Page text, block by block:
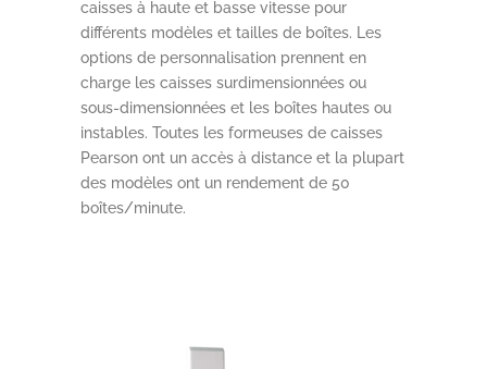
caisses à haute et basse vitesse pour
différents modèles et tailles de boîtes. Les
options de personnalisation prennent en
charge les caisses surdimensionnées ou
sous-dimensionnées et les boîtes hautes ou
instables. Toutes les formeuses de caisses
Pearson ont un accès à distance et la plupart
des modèles ont un rendement de 50
boîtes/minute.